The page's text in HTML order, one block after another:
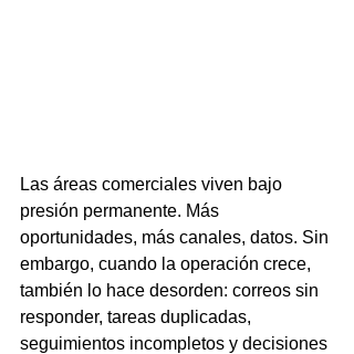
Las áreas comerciales viven bajo
presión permanente. Más
oportunidades, más canales, datos. Sin
embargo, cuando la operación crece,
también lo hace desorden: correos sin
responder, tareas duplicadas,
seguimientos incompletos y decisiones